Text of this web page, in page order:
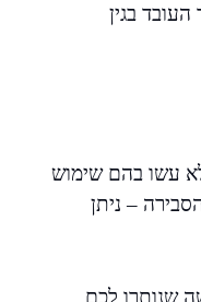
בגין
עשו בהם שימוש
– ניתן
שנותרו לכם